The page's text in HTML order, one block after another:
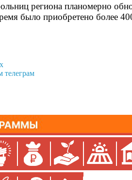
региона планомерно
было приобретено более
телеграм